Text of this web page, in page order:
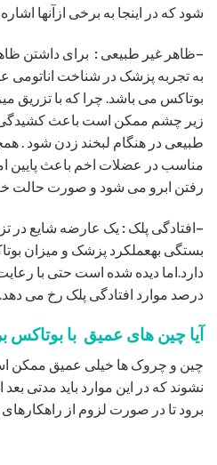
شود که در اینجا به برخی ازآنها
–ظاهر غیر طبیعی : برای داشتن
به تجربه پزشک در شناخت اناتومی
بوتاکس می باشد. چرا که با تزریق
زیر چشم ممکن است باعث کشیدگی
طبیعی در هنگام لبخند زدن شود .
مناسب در عضلات اخم باعث پایین
رفتن ابرو می شود و صورت حالت
–افتادگی پلک : یک عارضه شایع در
بستگی بهعملکرد پزشک و میزان
دارد.اما دیده شده است حتی با
درصد موارد افتادگی پلک رخ می دهد.
آیا چین های عمیق با
چین و چروک ها خیلی عمیق ممکن
نشوند که در این موارد باید مدتی
برود تا در صورت لزوم از